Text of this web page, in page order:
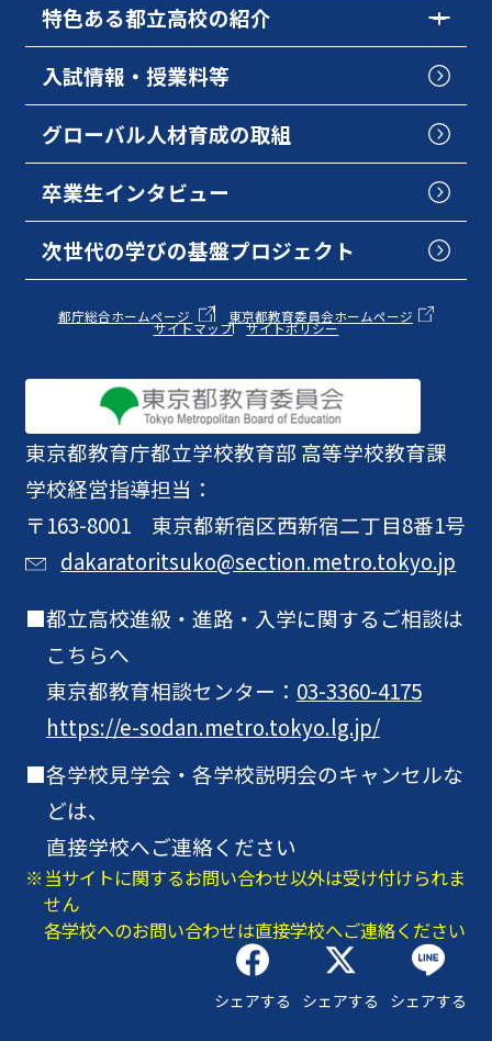
東京都教育庁都立学校教育部 高等学校教育課
学校経営指導担当：
〒163-8001 東京都新宿区西新宿二丁目8番1号
dakaratoritsuko@section.metro.tokyo.jp
都立高校進級・進路・入学に関するご相談は
こちらへ
東京都教育相談センター： 03-3360-4175
https://e-sodan.metro.tokyo.lg.jp/
各学校見学会・各学校説明会のキャンセルな
どは、
直接学校へご連絡ください
当サイトに関するお問い合わせ以外は受け付けられま
せん
各学校へのお問い合わせは直接学校へご連絡ください
シェアする シェアする シェアする
特色ある都立高校の紹介
入試情報・授業料等
グローバル人材育成の取組
卒業生インタビュー
次世代の学びの基盤プロジェクト
都庁総合ホームページ 東京都教育委員会ホームページ
サイトマップ サイトポリシー